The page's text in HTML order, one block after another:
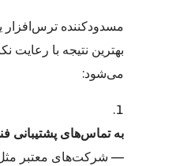
مسدودکننده ترس‌افزار
بهترین نتیجه با رعایت
می‌شود:
به تماس‌های پشتیبانی
— شرکت‌های معتبر مثل